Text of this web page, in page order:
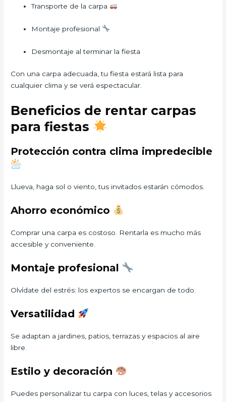
Transporte de la carpa
Montaje profesional
Desmontaje al terminar la fiesta
Con una carpa adecuada, tu fiesta estará lista para
cualquier clima y se verá espectacular.
Beneficios de rentar carpas
para fiestas
Protección contra clima impredecible
Llueva, haga sol o viento, tus invitados estarán cómodos.
Ahorro económico
Comprar una carpa es costoso. Rentarla es mucho más
accesible y conveniente.
Montaje profesional
Olvídate del estrés: los expertos se encargan de todo.
Versatilidad
Se adaptan a jardines, patios, terrazas y espacios al aire
libre.
Estilo y decoración
Puedes personalizar tu carpa con luces, telas y accesorios